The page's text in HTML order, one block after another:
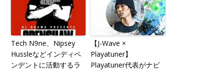
Tech N9ne、Nipsey
Hussleなどインディペ
ンデントに活動するラ
【J-Wave ×
Playatuner】
Playatuner代表がナビ